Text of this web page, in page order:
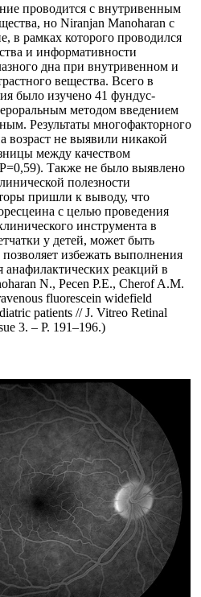
проводится с внутривенным
но Niranjan Manoharan с
в рамках которого проводился
и информативности
дна при внутривенном и
вещества. Всего в
было изучено 41 фундус-
методом введением
Результаты многофакторного
возраст не выявили никакой
между качеством
Также не было выявлено
полезности
пришли к выводу, что
с целью проведения
инструмента в
у детей, может быть
избежать выполнения
анафилактических реакций в
N., Pecen P.E., Cherof A.M.
fluorescein widefield
patients // J. Vitreo Retinal
3. – P. 191–196.)